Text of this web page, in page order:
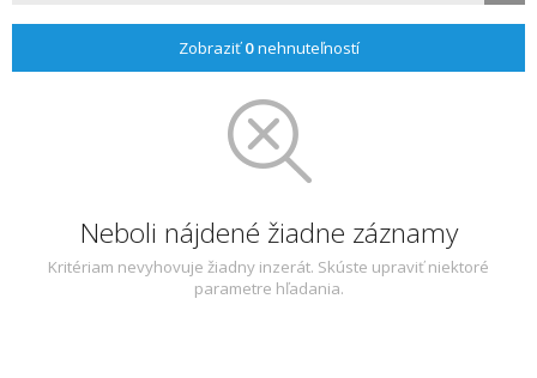
Zobraziť0nehnuteľností
Neboli nájdené žiadne záznamy
Kritériam nevyhovuje žiadny inzerát. Skúste upraviť niektoré
parametre hľadania.